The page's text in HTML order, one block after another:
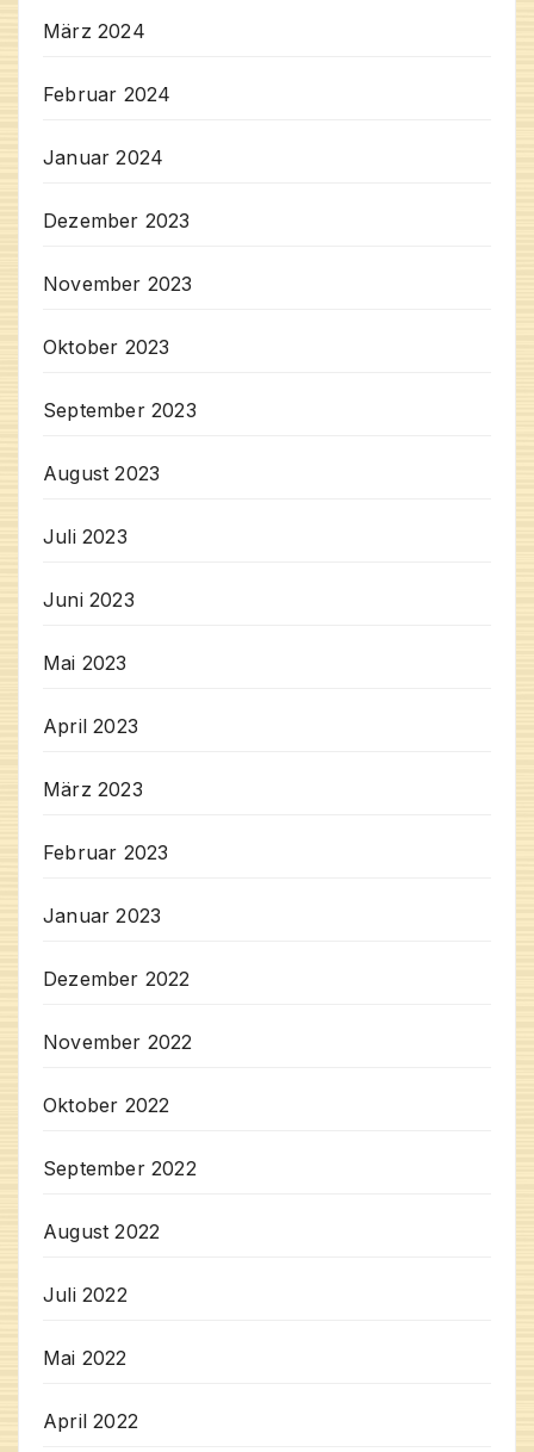
März 2024
Februar 2024
Januar 2024
Dezember 2023
November 2023
Oktober 2023
September 2023
August 2023
Juli 2023
Juni 2023
Mai 2023
April 2023
März 2023
Februar 2023
Januar 2023
Dezember 2022
November 2022
Oktober 2022
September 2022
August 2022
Juli 2022
Mai 2022
April 2022